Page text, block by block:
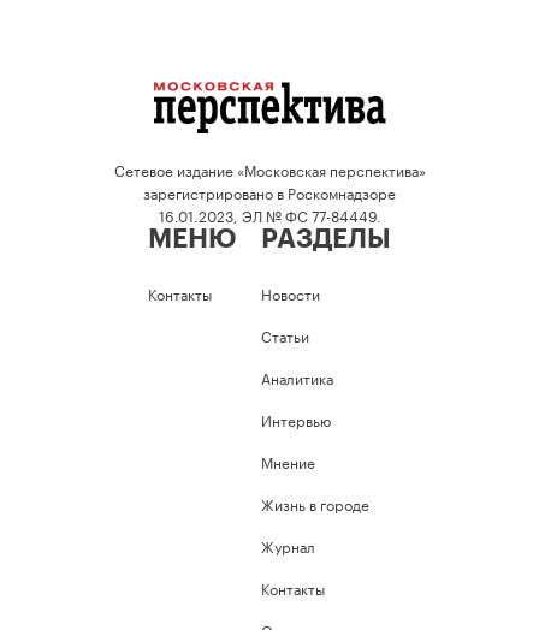
Сетевое издание «Московская перспектива»
зарегистрировано в Роскомнадзоре
16.01.2023, ЭЛ № ФС 77-84449.
МЕНЮ
Контакты
РАЗДЕЛЫ
Новости
Статьи
Аналитика
Интервью
Мнение
Жизнь в городе
Журнал
Контакты